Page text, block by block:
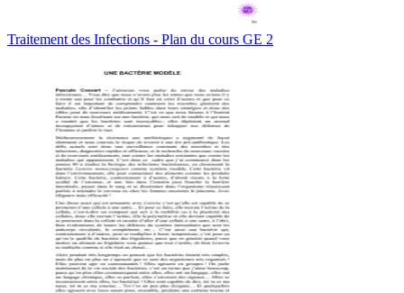
Traitement des Infections - Plan du cours GE 2